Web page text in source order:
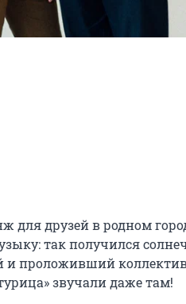
для друзей в родном
так получился
проложивший
звучали даже там!